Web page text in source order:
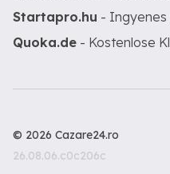
Startapro.hu - Ingyenes
Quoka.de - Kostenlose
© 2026 Cazare24.ro
26.08.06.c0c206c